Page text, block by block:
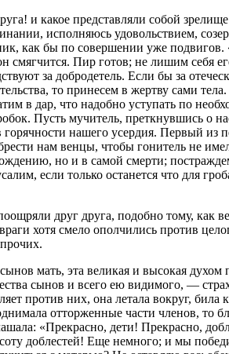
и какое представляли собой
исполняюсь удовольствием,
как бы по совершении уже
смягчится. Пир готов; не лишим себя
за добродетель. Если бы за
то принесем в жертву сами
в дар, что надобно уступать по
Пусть мучитель, преткнувшись о
нашего усердия. Первый
нам венцы, чтобы гонитель не
но и в самой смерти;
если только останется что для
друг друга, подобно тому,
хотя смело ополчились против
мать, эта великая и высокая
сынов и всего ею видимого, —
против них, она летала вокруг,
отторженные части членов, то
«Прекрасно, дети! Прекрасно,
доблестей! Еще немного; и мы